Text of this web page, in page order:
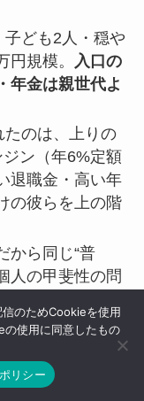
子ども2人・穏や
規模。
入口の
年金は親世代よ
たのは、上りの
ン（年6%定額
退職金・高い年
の彼らを上の階
から同じ“普
人の甲斐性の問
約で原資を作
ンデックスを置
る。増やすのは
のためCookieを使用
の使用に同意したもの
リシー